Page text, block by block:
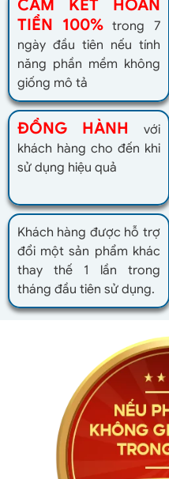
CAM KẾT HOÀN
TIỀN 100% trong 7
ngày đầu tiên nếu tính
năng phần mềm không
giống mô tả
ĐỒNG HÀNH
với
khách hàng cho đến khi
sử dụng hiệu quả
Khách hàng được hỗ trợ
đổi một sản phẩm khác
thay thế 1 lần trong
tháng đầu tiên sử dụng.